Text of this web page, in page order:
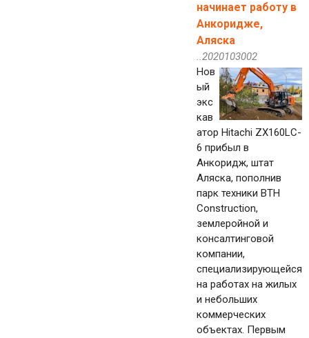
начинает работу в
Анкоридже,
Аляска
..2020103002
Нов
ый
экс
кав
атор Hitachi ZX160LC-
6 прибыл в
Анкоридж, штат
Аляска, пополнив
парк техники BTH
Construction,
землеройной и
консалтинговой
компании,
специализирующейся
на работах на жилых
и небольших
коммерческих
объектах. Первым